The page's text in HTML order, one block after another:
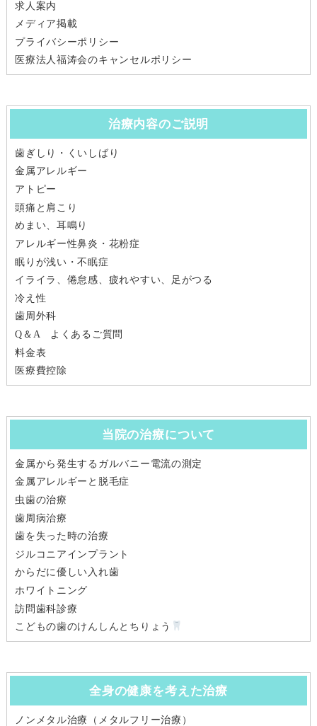
求人案内
メディア掲載
プライバシーポリシー
医療法人福涛会のキャンセルポリシー
治療内容のご説明
歯ぎしり・くいしばり
金属アレルギー
アトピー
頭痛と肩こり
めまい、耳鳴り
アレルギー性鼻炎・花粉症
眠りが浅い・不眠症
イライラ、倦怠感、疲れやすい、足がつる
冷え性
歯周外科
Q＆A よくあるご質問
料金表
医療費控除
当院の治療について
金属から発生するガルバニー電流の測定
金属アレルギーと脱毛症
虫歯の治療
歯周病治療
歯を失った時の治療
ジルコニアインプラント
からだに優しい入れ歯
ホワイトニング
訪問歯科診療
こどもの歯のけんしんとちりょう
全身の健康を考えた治療
ノンメタル治療（メタルフリー治療）